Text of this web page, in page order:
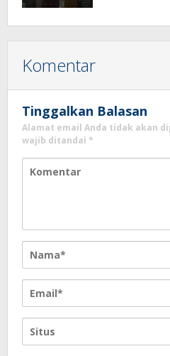
Komentar
Tinggalkan Balasan
Alamat email Anda tidak akan
wajib ditandai *